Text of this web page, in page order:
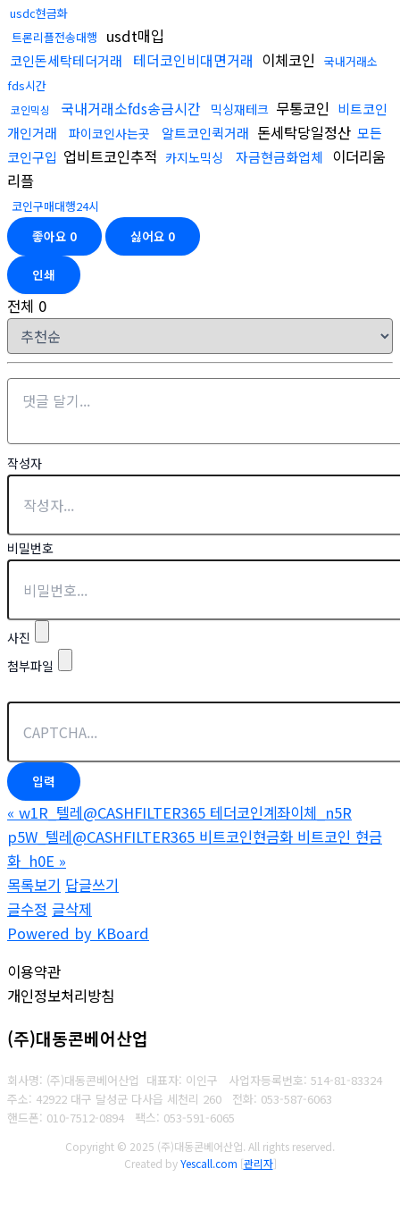
usdc현금화
트론리플전송대행
usdt매입
코인돈세탁테더거래 테더코인비대면거래 이체코인
국내거래소
fds시간
코인믹싱 국내거래소fds송금시간 믹싱재테크 무통코인 비트코인
개인거래
파이코인사는곳 알트코인퀵거래 돈세탁당일정산 모든
코인구입 업비트코인추적 카지노믹싱 자금현금화업체 이더리움
리플
코인구매대행24시
좋아요 0 싫어요 0
인쇄
전체 0
작성자
비밀번호
사진
첨부파일
« w1R_텔레@CASHFILTER365 테더코인계좌이체_n5R
p5W_텔레@CASHFILTER365 비트코인현금화 비트코인 현금
화_h0E »
목록보기 답글쓰기
글수정 글삭제
Powered by KBoard
이용약관
개인정보처리방침
(주)대동콘베어산업
회사명: (주)대동콘베어산업 대표자: 이인구 사업자등록번호: 514-81-83324
주소: 42922 대구 달성군 다사읍 세천리 260 전화: 053-587-6063
핸드폰: 010-7512-0894
팩스: 053-591-6065
Copyright © 2025 (주)대동콘베어산업. All rights reserved.
Created byYescall.com [관리자]